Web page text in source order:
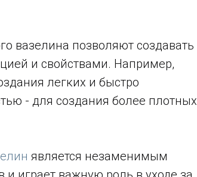
вазелина позволяют создавать
и свойствами. Например,
легких и быстро
- для создания более плотных
является незаменимым